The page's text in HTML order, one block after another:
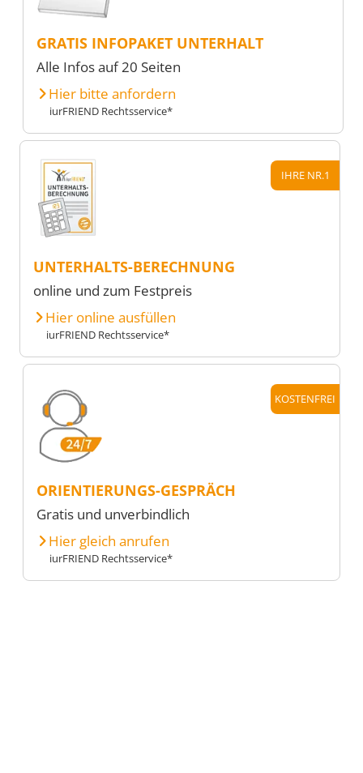
GRATIS INFOPAKET UNTERHALT
Alle Infos auf 20 Seiten
Hier bitte anfordern
iurFRIEND Rechtsservice*
IHRE NR.1
UNTERHALTS-BERECHNUNG
online und zum Festpreis
Hier online ausfüllen
iurFRIEND Rechtsservice*
KOSTENFREI
ORIENTIERUNGS-GESPRÄCH
Gratis und unverbindlich
Hier gleich anrufen
iurFRIEND Rechtsservice*